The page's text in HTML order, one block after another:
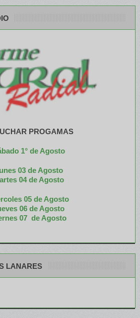
PROGAMAS
1° de Agosto
03 de Agosto
artes 04 de Agosto
05 de Agosto
06 de Agosto
07 de Agosto
LANARES